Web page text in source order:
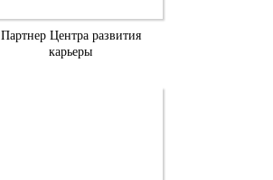
Партнер Центра развития
карьеры